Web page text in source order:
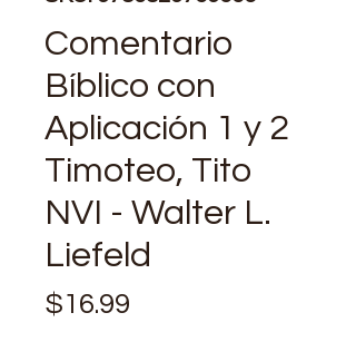
Comentario
Bíblico con
Aplicación 1 y 2
Timoteo, Tito
NVI - Walter L.
Liefeld
$16.99